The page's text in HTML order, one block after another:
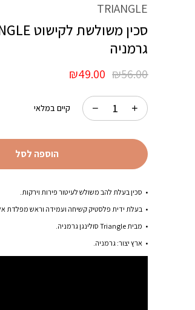
TRIANGLE
גרמניה
₪56.00
המחיר
היה:
₪56.00.
₪49.00 המחיר
הוא:
סכין בעלת להב משולש לעיטור פירות וירקות.
בעלת ידית פלסטיק קשיחה ועמידה וראש מפלדת
מבית Triangle סולינגן גרמניה.
ארץ יצור: גרמניה.
קיים במלאי
הוספה לסל
Add